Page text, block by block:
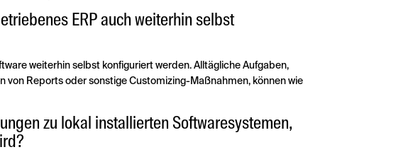
ERP auch weiterhin selbst
weiterhin selbst konfiguriert werden. Alltägliche Aufgaben,
von Reports oder sonstige Customizing-Maßnahmen, können wie
zu lokal installierten Softwaresystemen,